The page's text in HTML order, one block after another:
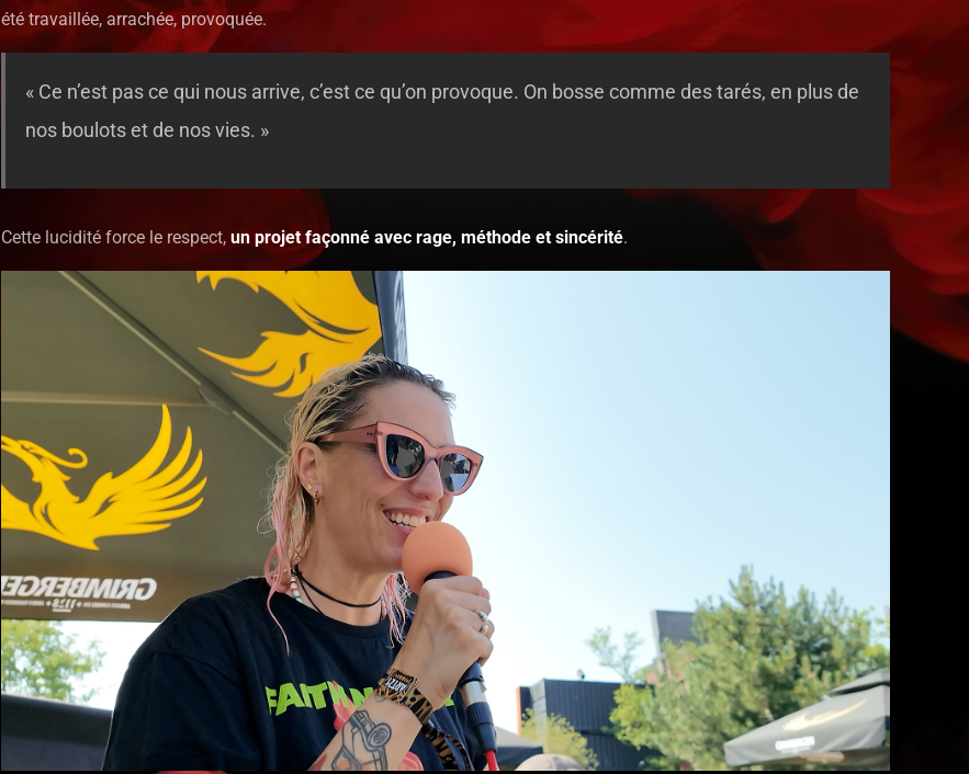
été travaillée, arrachée, provoquée.
« Ce n’est pas ce qui nous arrive, c’est ce qu’on provoque. On bosse comme des tarés, en plus de
nos boulots et de nos vies. »
Cette lucidité force le respect, un projet façonné avec rage, méthode et sincérité.